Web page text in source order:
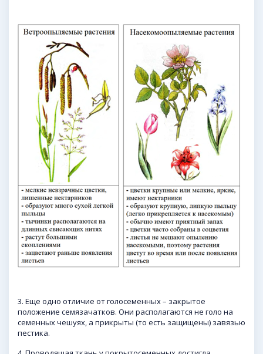
3. Еще одно отличие от голосеменных – закрытое
положение семязачатков. Они располагаются не голо на
семенных чешуях, а прикрыты (то есть защищены) завязью
пестика.